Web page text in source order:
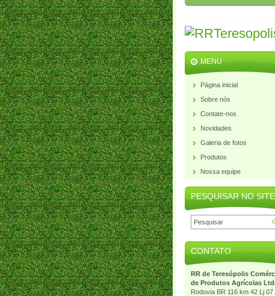
MENU
Página inicial
Sobre nós
Contate-nos
Novidades
Galeria de fotos
Produtos
Nossa equipe
PESQUISAR NO SITE
CONTATO
RR de Teresópolis
de Produtos Agrícolas
Rodovia BR 116 km 42 Lj 07